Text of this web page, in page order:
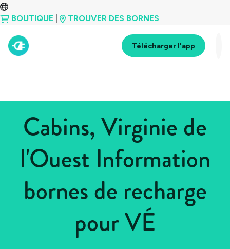
BOUTIQUE TROUVER DES BORNES
Télécharger l'app
Cabins, Virginie de
l'Ouest Information
bornes de recharge
pour VÉ
États-Unis